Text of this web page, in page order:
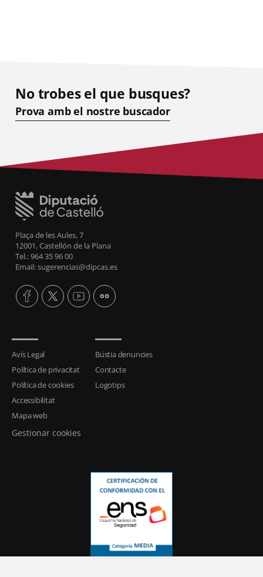
No trobes el que busques?
Prova amb el nostre buscador
Plaça de les Aules, 7
12001, Castellón de la Plana
Tel.: 964 35 96 00
Email: sugerencias@dipcas.es
Avís Legal
Política de privacitat
Política de cookies
Accessibilitat
Mapa web
Gestionar cookies
Bústia denuncies
Contacte
Logotips